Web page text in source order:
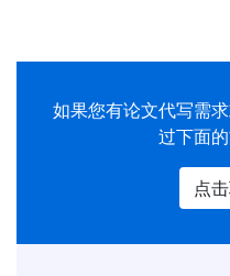
如果您有论文代写需
过下面
点